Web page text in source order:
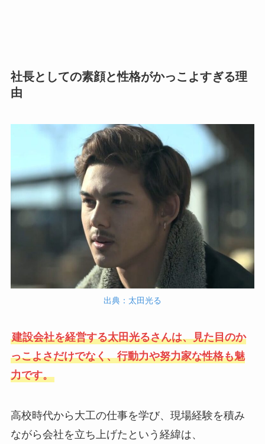
社長としての素顔と性格がかっこよすぎる理
由
出典：太田光る
建設会社を経営する太田光るさんは、見た目のか
っこよさだけでなく、行動力や努力家な性格も魅
力です。
高校時代から大工の仕事を学び、現場経験を積み
ながら会社を立ち上げたという経緯は、